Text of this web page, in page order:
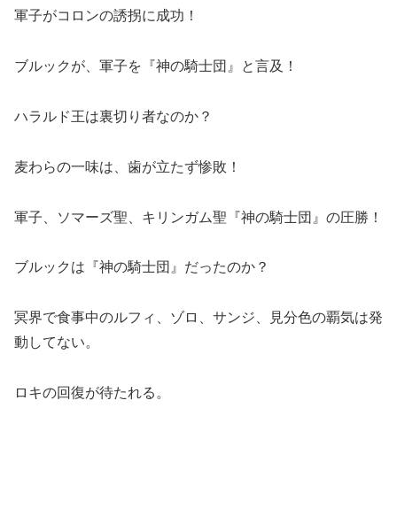
軍子がコロンの誘拐に成功！
ブルックが、軍子を『神の騎士団』と言及！
ハラルド王は裏切り者なのか？
麦わらの一味は、歯が立たず惨敗！
軍子、ソマーズ聖、キリンガム聖『神の騎士団』の圧勝！
ブルックは『神の騎士団』だったのか？
冥界で食事中のルフィ、ゾロ、サンジ、見分色の覇気は発
動してない。
ロキの回復が待たれる。